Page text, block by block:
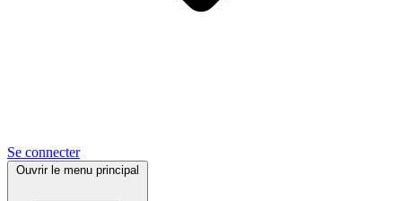
Se connecter
Ouvrir le menu principal